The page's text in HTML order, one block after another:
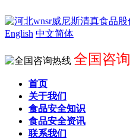
English 中文简体
全国咨
首页
关于我们
食品安全知识
食品安全资讯
联系我们